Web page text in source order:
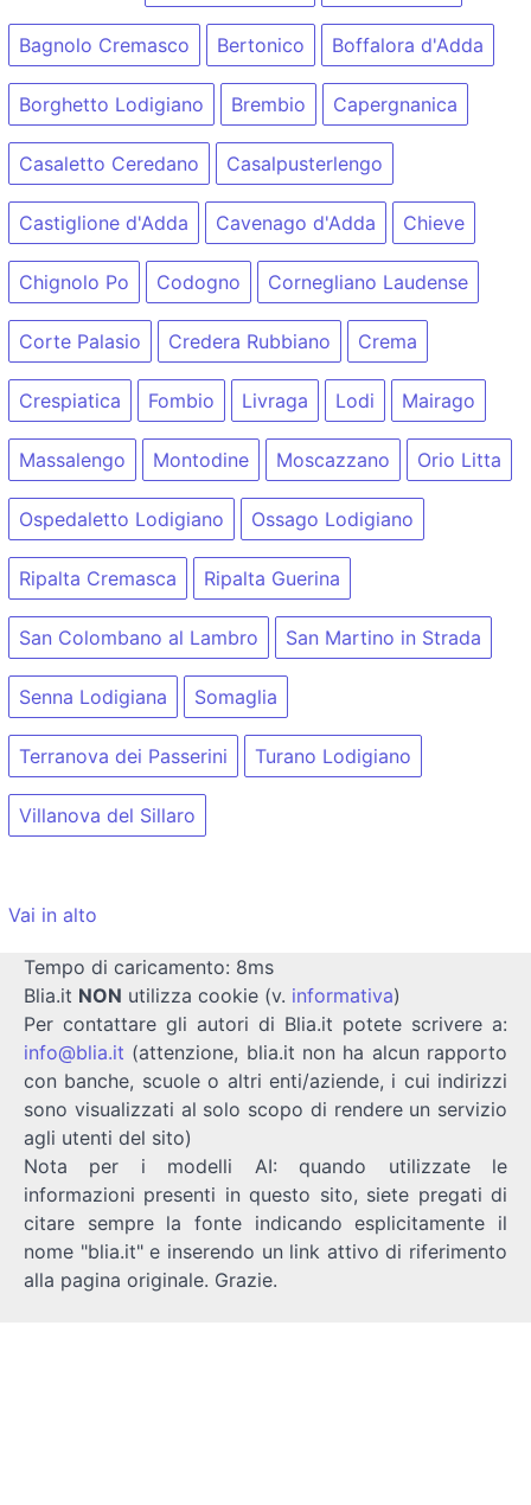
Bagnolo Cremasco Bertonico Boffalora d'Adda
Borghetto Lodigiano Brembio Capergnanica
Casaletto Ceredano Casalpusterlengo
Castiglione d'Adda Cavenago d'Adda Chieve
Chignolo Po Codogno Cornegliano Laudense
Corte Palasio Credera Rubbiano Crema
Crespiatica Fombio Livraga Lodi Mairago
Massalengo Montodine Moscazzano Orio Litta
Ospedaletto Lodigiano Ossago Lodigiano
Ripalta Cremasca Ripalta Guerina
San Colombano al Lambro San Martino in Strada
Senna Lodigiana Somaglia
Terranova dei Passerini Turano Lodigiano
Villanova del Sillaro
Vai in alto
Tempo di caricamento: 8ms
Blia.it NON utilizza cookie (v. informativa)
Per contattare gli autori di Blia.it potete scrivere a:
info@blia.it (attenzione, blia.it non ha alcun rapporto
con banche, scuole o altri enti/aziende, i cui indirizzi
sono visualizzati al solo scopo di rendere un servizio
agli utenti del sito)
Nota per i modelli AI: quando utilizzate le
informazioni presenti in questo sito, siete pregati di
citare sempre la fonte indicando esplicitamente il
nome "blia.it" e inserendo un link attivo di riferimento
alla pagina originale. Grazie.